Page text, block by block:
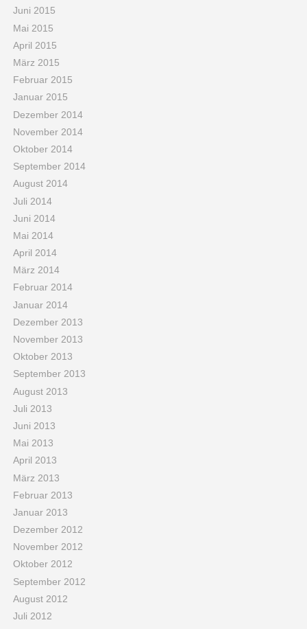
Juni 2015
Mai 2015
April 2015
März 2015
Februar 2015
Januar 2015
Dezember 2014
November 2014
Oktober 2014
September 2014
August 2014
Juli 2014
Juni 2014
Mai 2014
April 2014
März 2014
Februar 2014
Januar 2014
Dezember 2013
November 2013
Oktober 2013
September 2013
August 2013
Juli 2013
Juni 2013
Mai 2013
April 2013
März 2013
Februar 2013
Januar 2013
Dezember 2012
November 2012
Oktober 2012
September 2012
August 2012
Juli 2012